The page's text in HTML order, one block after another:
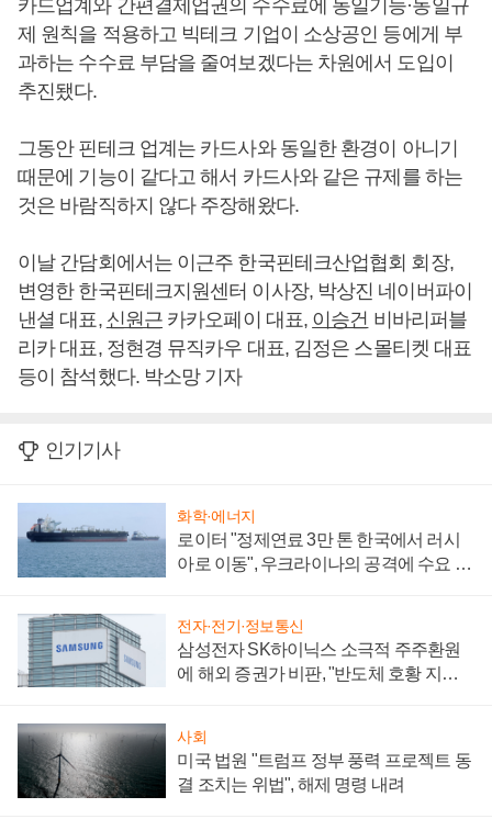
카드업계와 간편결제업권의 수수료에 동일기능·동일규
제 원칙을 적용하고 빅테크 기업이 소상공인 등에게 부
과하는 수수료 부담을 줄여보겠다는 차원에서 도입이
추진됐다.
그동안 핀테크 업계는 카드사와 동일한 환경이 아니기
때문에 기능이 같다고 해서 카드사와 같은 규제를 하는
것은 바람직하지 않다 주장해왔다.
이날 간담회에서는 이근주 한국핀테크산업협회 회장,
변영한 한국핀테크지원센터 이사장, 박상진 네이버파이
낸셜 대표, 신원근 카카오페이 대표, 이승건 비바리퍼블
리카 대표, 정현경 뮤직카우 대표, 김정은 스몰티켓 대표
등이 참석했다. 박소망 기자
인기기사
화학·에너지
로이터 "정제연료 3만 톤 한국에서 러시
아로 이동", 우크라이나의 공격에 수요 늘
전자·전기·정보통신
삼성전자 SK하이닉스 소극적 주주환원
에 해외 증권가 비판, "반도체 호황 지속
사회
미국 법원 "트럼프 정부 풍력 프로젝트 동
결 조치는 위법", 해제 명령 내려